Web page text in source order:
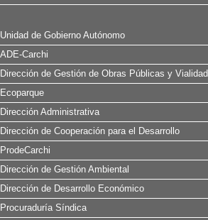
Unidad de Gobierno Autónomo
ADE-Carchi
Dirección de Gestión de Obras Públicas y Vialidad
Ecoparque
Dirección Administrativa
Dirección de Cooperación para el Desarrollo
ProdeCarchi
Dirección de Gestión Ambiental
Dirección de Desarrollo Económico
Procuraduría Síndica